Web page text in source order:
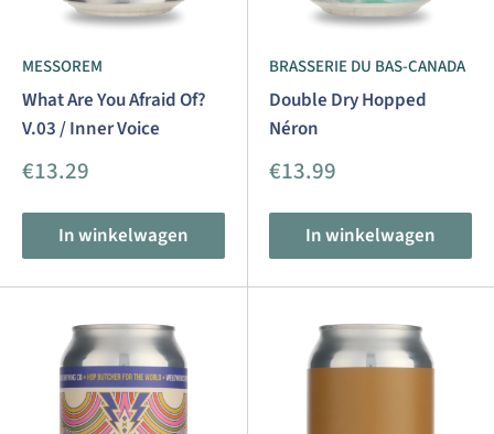
MESSOREM
What Are You Afraid Of?
V.03 / Inner Voice
Aanbiedingsprijs
€13.29
In winkelwagen
BRASSERIE DU BAS-CANADA
Double Dry Hopped
Néron
Aanbiedingsprijs
€13.99
In winkelwagen